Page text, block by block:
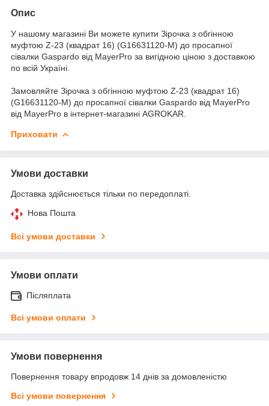
Опис
У нашому магазині Ви можете купити Зірочка з обгінною
муфтою Z-23 (квадрат 16) (G16631120-M) до просапної
сівалки Gaspardo від MayerPro за вигідною ціною з доставкою
по всій Україні.
Замовляйте Зірочка з обгінною муфтою Z-23 (квадрат 16)
(G16631120-M) до просапної сівалки Gaspardo від MayerPro
від MayerPro в інтернет-магазині AGROKAR.
Приховати
Умови доставки
Доставка здійснюється тільки по передоплаті.
Нова Пошта
Всі умови доставки
Умови оплати
Післяплата
Всі умови оплати
Умови повернення
Повернення товару впродовж 14 днів за домовленістю
Всі умови повернення